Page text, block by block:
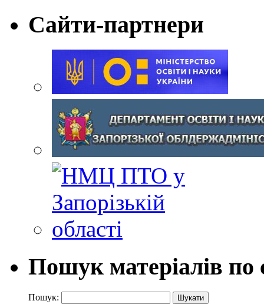
Сайти-партнери
Пошук матеріалів по
Пошук: